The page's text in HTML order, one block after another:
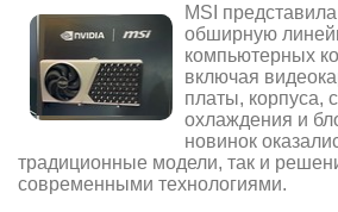
MSI
обширную
компьютерных
включая
платы, корпуса,
охлаждения и
новинок
традиционные модели, так и
современными технологиями.